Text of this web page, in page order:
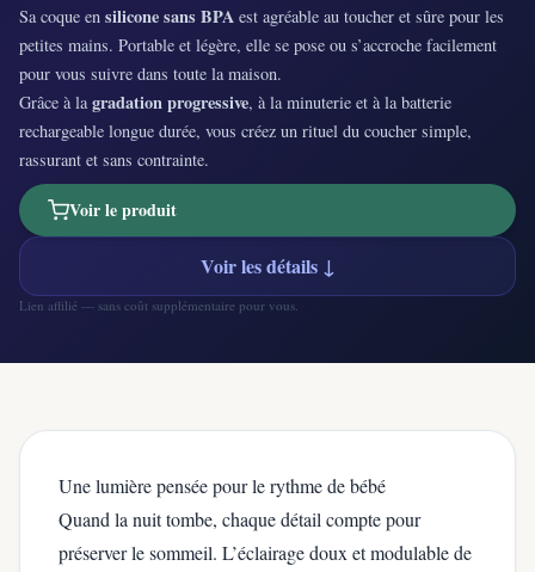
Sa coque en silicone sans BPA est agréable au toucher et sûre pour les
petites mains. Portable et légère, elle se pose ou s’accroche facilement
pour vous suivre dans toute la maison.
Grâce à lagradation progressive, à la minuterie et à la batterie
rechargeable longue durée, vous créez un rituel du coucher simple,
rassurant et sans contrainte.
Voir le produit
Voir les détails ↓
Lien affilié — sans coût supplémentaire pour vous.
Une lumière pensée pour le rythme de bébé
Quand la nuit tombe, chaque détail compte pour
préserver le sommeil. L’éclairage doux et modulable de